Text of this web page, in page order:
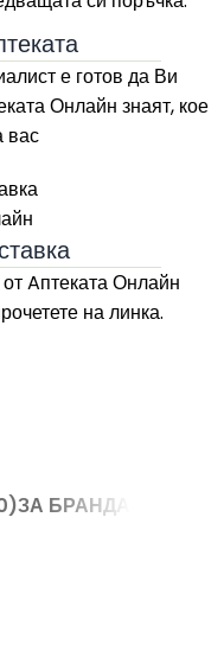
е готов да Ви
Онлайн знаят, кое
вас
от Aптеката Онлайн
на линка.
ЗА БРАНДА